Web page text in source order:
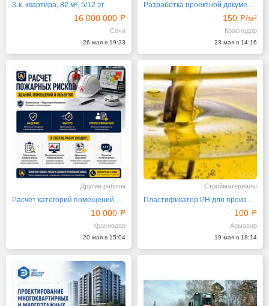
3-к. квартира, 82 м², 5/12 эт.
16 000 000
Сочи
26 мая в 19:33
Разработка проектной документации для строительства
150 /м²
Краснодар
23 мая в 14:16
Другие работы
Расчет категорий помещений по пожарной опасности
10 000
Краснодар
20 мая в 15:04
Стройматериалы
Пластификатор PH для производства битумных вяжущих
100
Армавир
19 мая в 18:14